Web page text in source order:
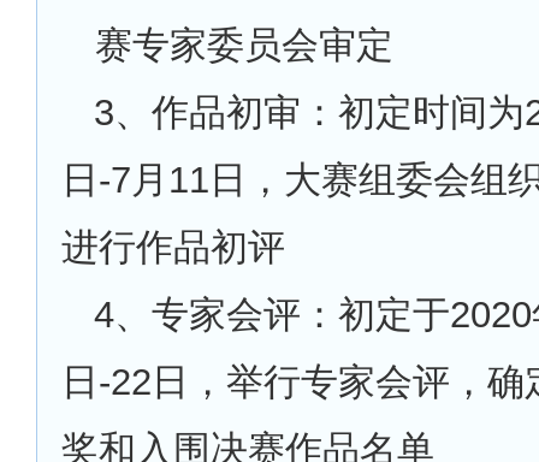
赛专家委员会审定
3、作品初审：初定时间为
日-7月11日，大赛组委会组
进行作品初评
4、专家会评：初定于
日-22日，举行专家会评，
奖和入围决赛作品名单